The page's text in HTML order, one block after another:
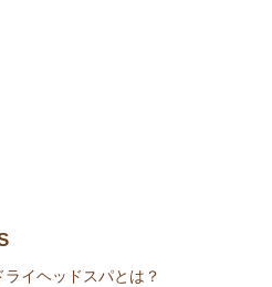
イヘッドスパとは？